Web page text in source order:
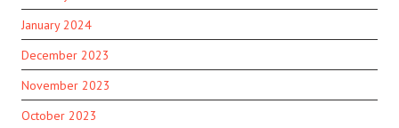
January 2024
December 2023
November 2023
October 2023